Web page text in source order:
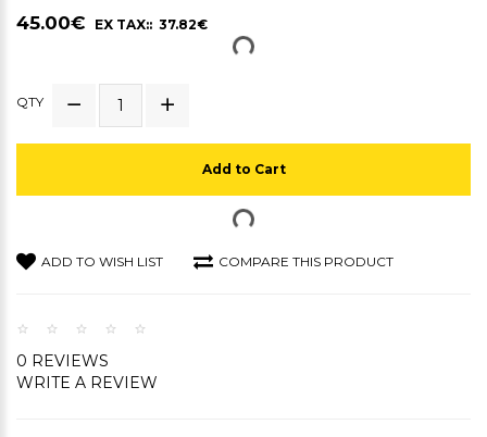
45.00€ EX TAX:: 37.82€
QTY
Add to Cart
ADD TO WISH LIST COMPARE THIS PRODUCT
0 REVIEWS
WRITE A REVIEW